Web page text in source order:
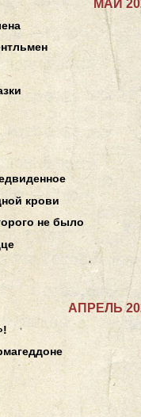
МАЙ
крови
не было
АПРЕЛЬ